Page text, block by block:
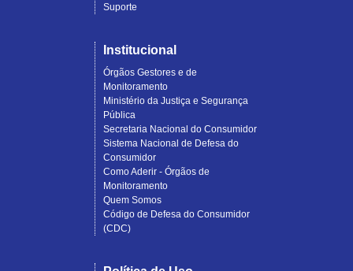
Suporte
Institucional
Órgãos Gestores e de
Monitoramento
Ministério da Justiça e Segurança
Pública
Secretaria Nacional do Consumidor
Sistema Nacional de Defesa do
Consumidor
Como Aderir - Órgãos de
Monitoramento
Quem Somos
Código de Defesa do Consumidor
(CDC)